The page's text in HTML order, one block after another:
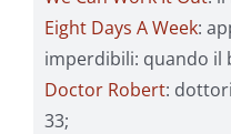
Eight Days A Week:
imperdibili: quando il
Doctor Robert:
33;